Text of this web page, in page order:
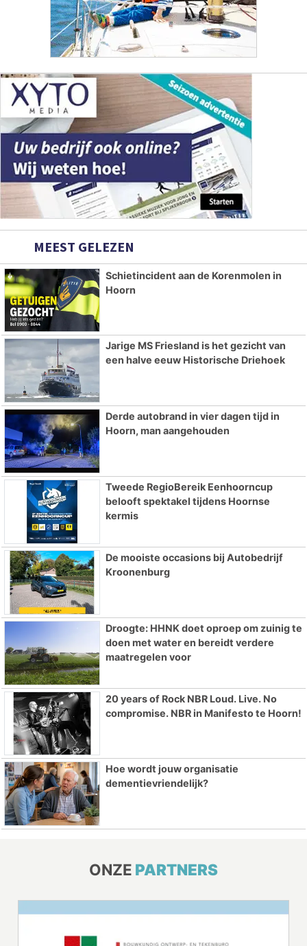
MEEST GELEZEN
Schietincident aan de Korenmolen in
Hoorn
Jarige MS Friesland is het gezicht van
een halve eeuw Historische Driehoek
Derde autobrand in vier dagen tijd in
Hoorn, man aangehouden
Tweede RegioBereik Eenhoorncup
belooft spektakel tijdens Hoornse
kermis
De mooiste occasions bij Autobedrijf
Kroonenburg
Droogte: HHNK doet oproep om zuinig te
doen met water en bereidt verdere
maatregelen voor
20 years of Rock NBR Loud. Live. No
compromise. NBR in Manifesto te Hoorn!
Hoe wordt jouw organisatie
dementievriendelijk?
ONZE PARTNERS